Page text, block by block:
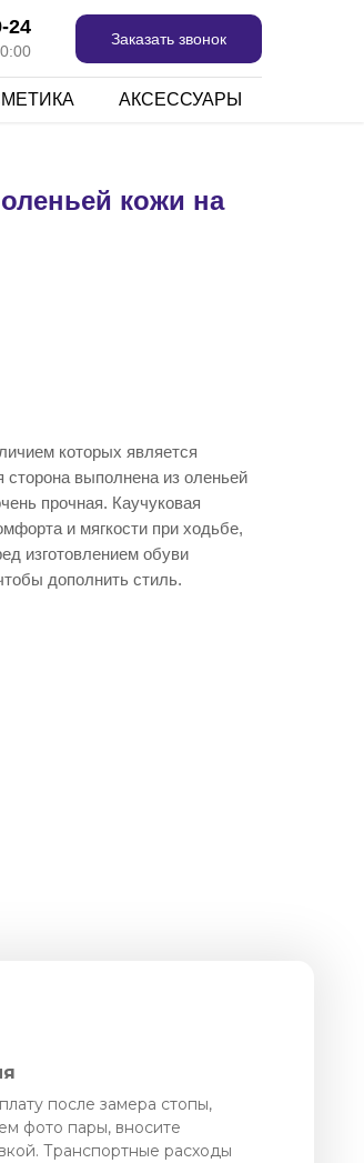
24
Заказать звонок
АКСЕССУАРЫ
кожи на
которых является
выполнена из оленьей
прочная. Каучуковая
и мягкости при ходьбе,
изготовлением обуви
дополнить стиль.
после замера стопы,
фото пары, вносите
Транспортные расходы